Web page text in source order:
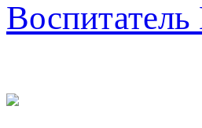
Воспитатель